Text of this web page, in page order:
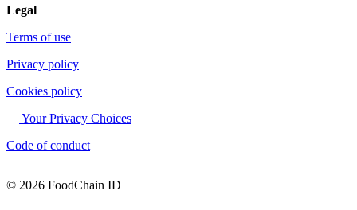
Legal
Terms of use
Privacy policy
Cookies policy
Your Privacy Choices
Code of conduct
© 2026 FoodChain ID